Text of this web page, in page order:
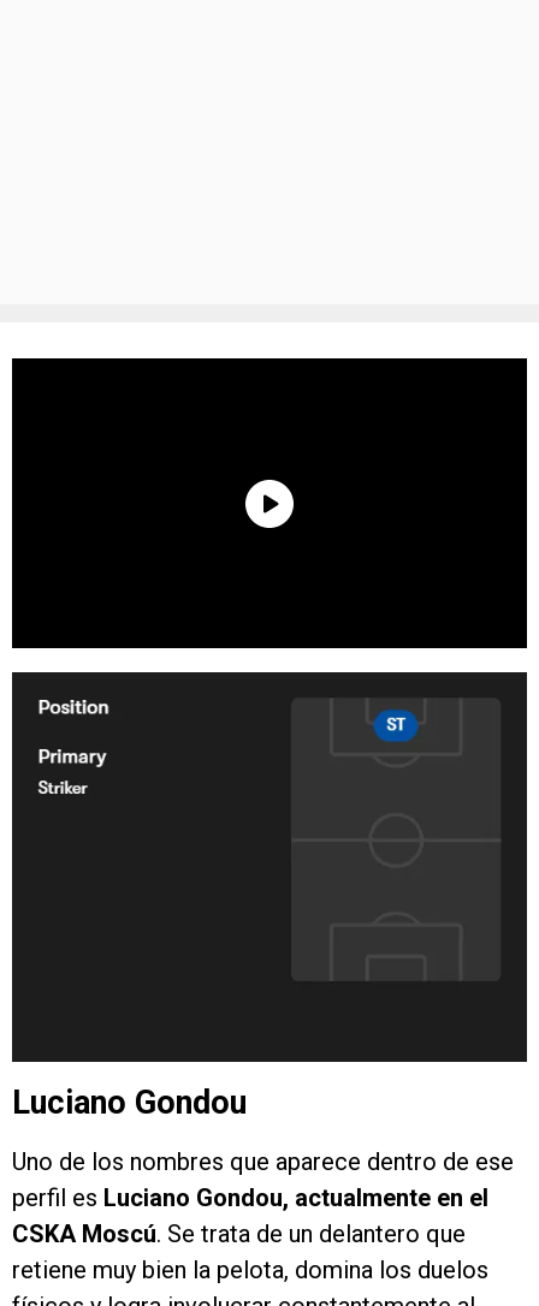
Luciano Gondou
Uno de los nombres que aparece dentro de ese
perfil es Luciano Gondou, actualmente en el
CSKA Moscú. Se trata de un delantero que
retiene muy bien la pelota, domina los duelos